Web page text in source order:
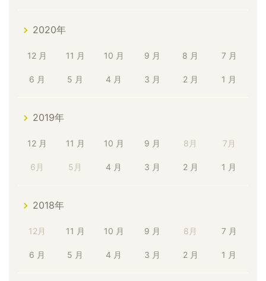
2020年
12 月 11 月 10 月 9 月 8 月 7 月
6 月 5 月 4 月 3 月 2 月 1 月
2019年
12 月 11 月 10 月 9 月 8月 7月
6月 5月 4 月 3 月 2 月 1 月
2018年
12月 11 月 10 月 9 月 8月 7 月
6 月 5 月 4 月 3 月 2 月 1 月